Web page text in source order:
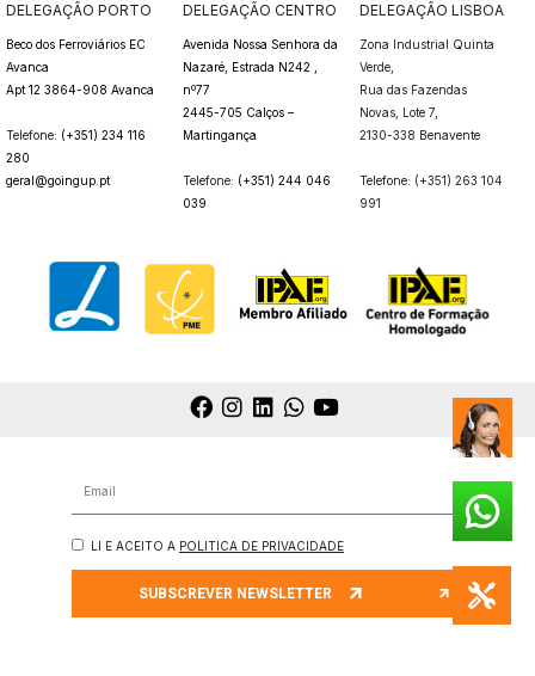
DELEGAÇÃO PORTO
Beco dos Ferroviários EC
Avanca
Apt 12 3864-908 Avanca
Telefone: (+351) 234 116
280
geral@goingup.pt
DELEGAÇÃO CENTRO
Avenida Nossa Senhora da
Nazaré, Estrada N242 ,
nº77
2445-705 Calços –
Martingança
Telefone: (+351) 244 046
039
DELEGAÇÃO LISBOA
Zona Industrial Quinta
Verde,
Rua das Fazendas
Novas, Lote 7,
2130-338 Benavente
Telefone: (+351) 263 104
991
LI E ACEITO A POLITICA DE PRIVACIDADE
SUBSCREVER NEWSLETTER